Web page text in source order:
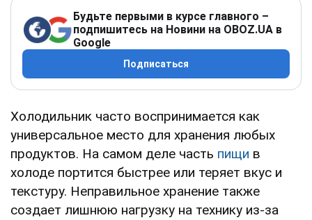
Будьте первыми в курсе главного –
подпишитесь на Новини на OBOZ.UA в
Google
Подписаться
Холодильник часто воспринимается как
универсальное место для хранения любых
продуктов. На самом деле часть пищи в
холоде портится быстрее или теряет вкус и
текстуру. Неправильное хранение также
создает лишнюю нагрузку на технику из-за